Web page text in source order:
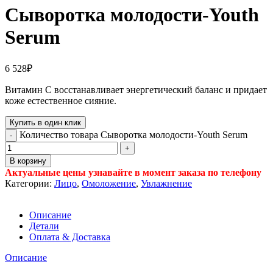
Сыворотка молодости-Youth
Serum
6 528₽
Витамин С восстанавливает энергетический баланс и придает
коже естественное сияние.
Купить в один клик
Количество товара Сыворотка молодости-Youth Serum
В корзину
Актуальные цены узнавайте в момент заказа по телефону
Категории: Лицо, Омоложение, Увлажнение
Описание
Детали
Оплата & Доставка
Описание